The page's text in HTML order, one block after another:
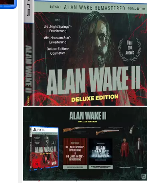
Alan Wake 2 Deluxe Edition
PlayStation 5
Plattform
keine Jugendfreigabe (ab 18 Jahren)
USK-Freigabe
Epic Games Publishing Publisher
(14)
32,13 € UVP39,99 €